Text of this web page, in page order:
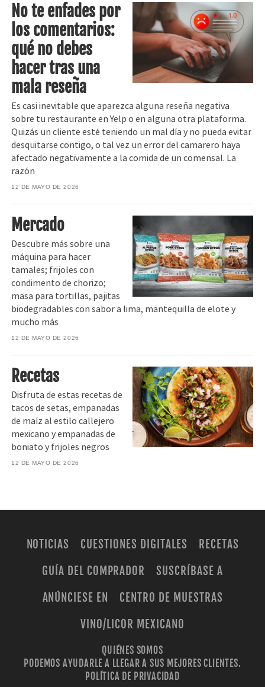
No te enfades por
los comentarios:
qué no debes
hacer tras una
mala reseña
Es casi inevitable que aparezca alguna reseña negativa
sobre tu restaurante en Yelp o en alguna otra plataforma.
Quizás un cliente esté teniendo un mal día y no pueda evitar
desquitarse contigo, o tal vez un error del camarero haya
afectado negativamente a la comida de un comensal. La
razón
12 DE MAYO DE 2026
Mercado
Descubre más sobre una
máquina para hacer
tamales; frijoles con
condimento de chorizo;
masa para tortillas, pajitas
biodegradables con sabor a lima, mantequilla de elote y
mucho más
12 DE MAYO DE 2026
Recetas
Disfruta de estas recetas de
tacos de setas, empanadas
de maíz al estilo callejero
mexicano y empanadas de
boniato y frijoles negros
12 DE MAYO DE 2026
NOTICIAS CUESTIONES DIGITALES
RECETAS
GUÍA DEL COMPRADOR
SUSCRÍBASE A
ANÚNCIESE EN
CENTRO DE MUESTRAS
VINO/LICOR MEXICANO
QUIÉNES SOMOS
PODEMOS AYUDARLE A LLEGAR A SUS MEJORES CLIENTES.
POLÍTICA DE PRIVACIDAD